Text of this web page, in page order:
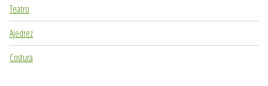
Teatro
Ajedrez
Costura